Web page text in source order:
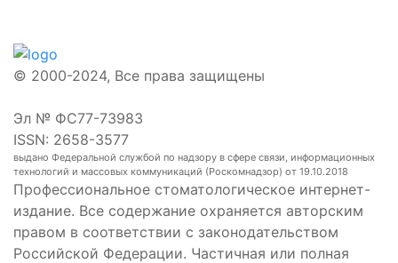
© 2000-2024, Все права защищены
Эл № ФС77-73983
ISSN: 2658-3577
выдано Федеральной службой по надзору в сфере связи, информационных
технологий и массовых коммуникаций (Роскомнадзор) от 19.10.2018
Профессиональное стоматологическое интернет-
издание. Все содержание охраняется авторским
правом в соответствии с законодательством
Российской Федерации. Частичная или полная